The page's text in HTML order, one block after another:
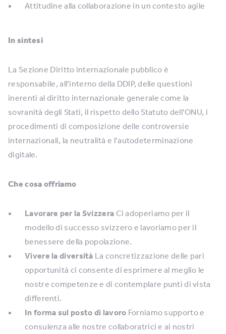
Attitudine alla collaborazione in un contesto agile
In sintesi
La Sezione Diritto internazionale pubblico è
responsabile, all’interno della DDIP, delle questioni
inerenti al diritto internazionale generale come la
sovranità degli Stati, il rispetto dello Statuto dell’ONU, i
procedimenti di composizione delle controversie
internazionali, la neutralità e l’autodeterminazione
digitale.
Che cosa offriamo
Lavorare per la Svizzera Ci adoperiamo per il
modello di successo svizzero e lavoriamo per il
benessere della popolazione.
Vivere la diversità La concretizzazione delle pari
opportunità ci consente di esprimere al meglio le
nostre competenze e di contemplare punti di vista
differenti.
In forma sul posto di lavoro Forniamo supporto e
consulenza alle nostre collaboratrici e ai nostri